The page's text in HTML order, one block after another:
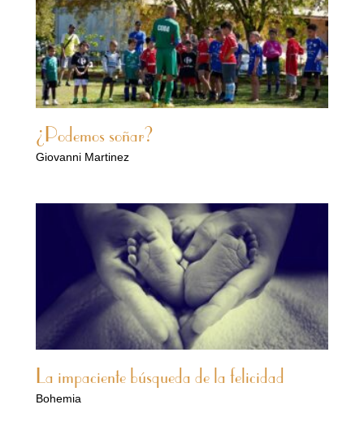
¿Podemos soñar?
Giovanni Martinez
La impaciente búsqueda de la felicidad
Bohemia